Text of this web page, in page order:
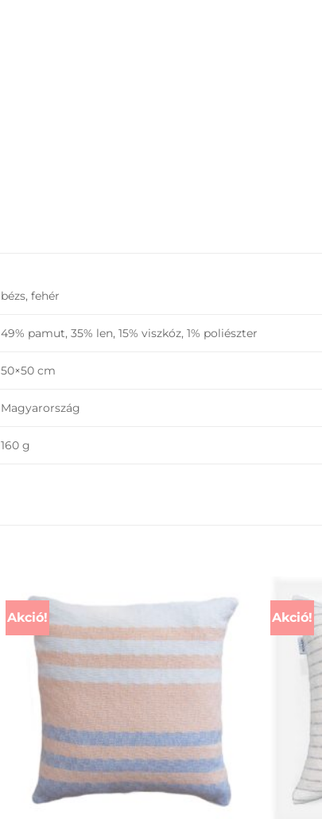
bézs, fehér
49% pamut, 35% len, 15% viszkóz, 1% poliészter
50×50 cm
Magyarország
160 g
Akció! Akció!